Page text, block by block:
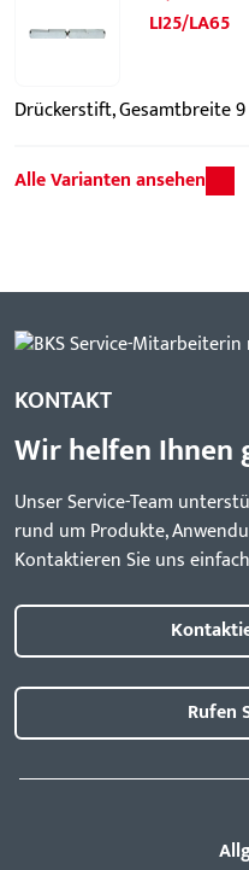
LI25/LA65
Drückerstift, Gesamtbreite
Alle Varianten ansehen
KONTAKT
Wir helfen Ihnen
Unser Service-Team
rund um Produkte,
Kontaktieren Sie uns
Rufen